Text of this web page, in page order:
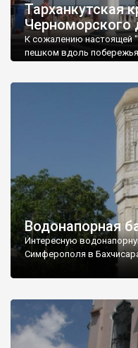
Тарханкутская
Черноморского
К сожалению настоящей
пешком вдоль
Водонапорная
Интересную
Симферополя в